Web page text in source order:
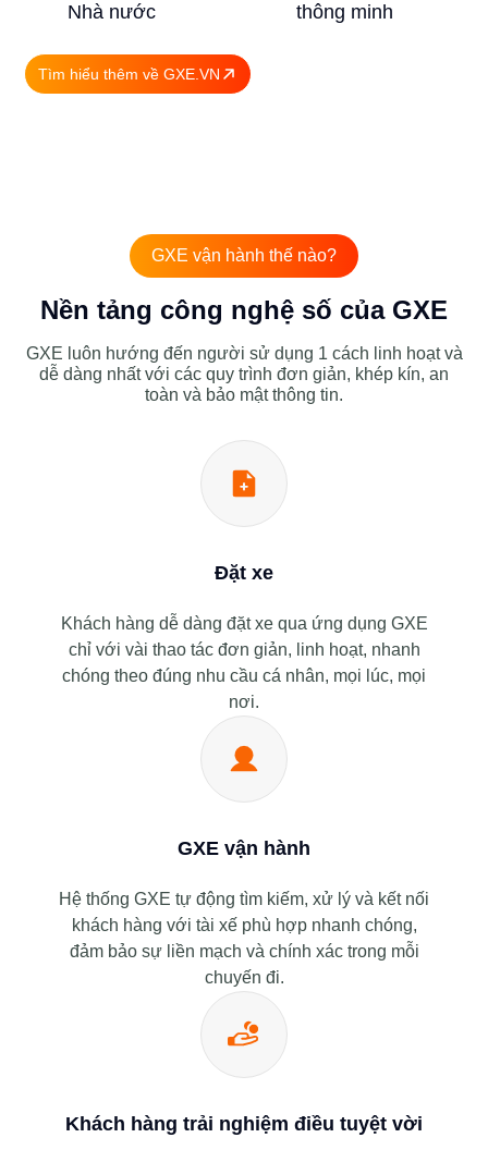
Nhà nước
thông minh
Tìm hiểu thêm về GXE.VN
GXE vận hành thế nào?
Nền tảng công nghệ số của GXE
GXE luôn hướng đến người sử dụng 1 cách linh hoạt và
dễ dàng nhất với các quy trình đơn giản, khép kín, an
toàn và bảo mật thông tin.
Đặt xe
Khách hàng dễ dàng đặt xe qua ứng dụng GXE
chỉ với vài thao tác đơn giản, linh hoạt, nhanh
chóng theo đúng nhu cầu cá nhân, mọi lúc, mọi
nơi.
GXE vận hành
Hệ thống GXE tự động tìm kiếm, xử lý và kết nối
khách hàng với tài xế phù hợp nhanh chóng,
đảm bảo sự liền mạch và chính xác trong mỗi
chuyến đi.
Khách hàng trải nghiệm điều tuyệt vời